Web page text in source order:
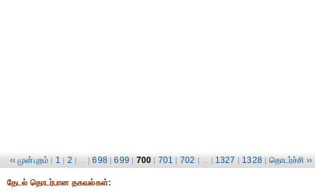
‹‹ முன்புறம் | 1 | 2 | ... | 698 | 699 | 700 | 701 | 702 | ... | 1327 | 1328 | தொடர்ச்சி ››
தேட‌ல் தொட‌ர்பான தகவ‌ல்க‌ள்: